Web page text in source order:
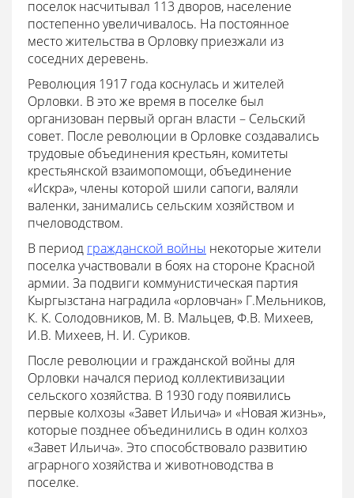
поселок насчитывал 113 дворов, население
постепенно увеличивалось. На постоянное
место жительства в Орловку приезжали из
соседних деревень.
Революция 1917 года коснулась и жителей
Орловки. В это же время в поселке был
организован первый орган власти – Сельский
совет. После революции в Орловке создавались
трудовые объединения крестьян, комитеты
крестьянской взаимопомощи, объединение
«Искра», члены которой шили сапоги, валяли
валенки, занимались сельским хозяйством и
пчеловодством.
В период гражданской войны некоторые жители
поселка участвовали в боях на стороне Красной
армии. За подвиги коммунистическая партия
Кыргызстана наградила «орловчан» Г.Мельников,
К. К. Солодовников, М. В. Мальцев, Ф.В. Михеев,
И.В. Михеев, Н. И. Суриков.
После революции и гражданской войны для
Орловки начался период коллективизации
сельского хозяйства. В 1930 году появились
первые колхозы «Завет Ильича» и «Новая жизнь»,
которые позднее объединились в один колхоз
«Завет Ильича». Это способствовало развитию
аграрного хозяйства и животноводства в
поселке.